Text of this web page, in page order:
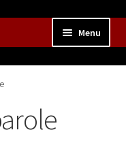
Menu